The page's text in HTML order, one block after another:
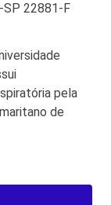
SP 22881-F
pela
de